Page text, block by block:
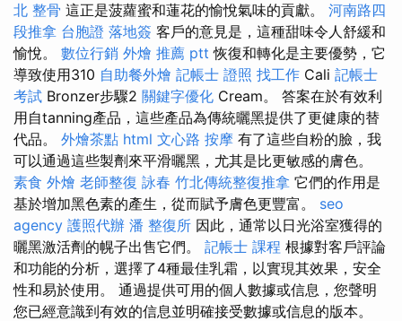
北 整骨 這正是菠蘿蜜和蓮花的愉悅氣味的貢獻。 河南路四
段推拿 台胞證 落地簽 客戶的意見是，這種甜味令人舒緩和
愉悅。 數位行銷 外燴 推薦 ptt 恢復和轉化是主要優勢，它
導致使用310 自助餐外燴 記帳士 證照 找工作 Cali 記帳士
考試 Bronzer步驟2 關鍵字優化 Cream。 答案在於有效利
用自tanning產品，這些產品為傳統曬黑提供了更健康的替
代品。 外燴茶點 html 文心路 按摩 有了這些自粉的臉，我
可以通過這些製劑來平滑曬黑，尤其是比更敏感的膚色。
素食 外燴 老師整復 詠春 竹北傳統整復推拿 它們的作用是
基於增加黑色素的產生，從而賦予膚色更豐富。 seo
agency 護照代辦 潘 整復所 因此，通常以日光浴室獲得的
曬黑激活劑的幌子出售它們。 記帳士 課程 根據對客戶評論
和功能的分析，選擇了4種最佳乳霜，以實現其效果，安全
性和易於使用。 通過提供可用的個人數據或信息，您聲明
您已經意識到有效的信息並明確接受數據或信息的版本。